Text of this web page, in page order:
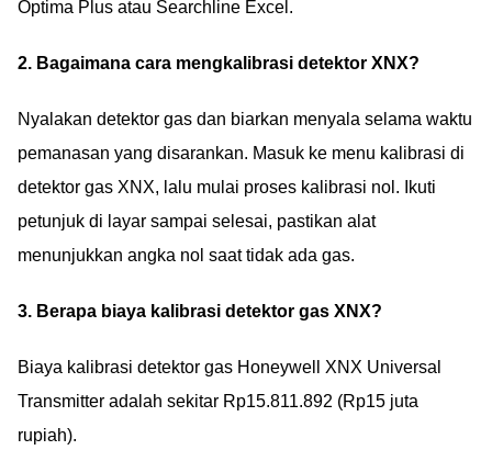
Optima Plus atau Searchline Excel.
2. Bagaimana cara mengkalibrasi detektor XNX?
Nyalakan detektor gas dan biarkan menyala selama waktu
pemanasan yang disarankan. Masuk ke menu kalibrasi di
detektor gas XNX, lalu mulai proses kalibrasi nol. Ikuti
petunjuk di layar sampai selesai, pastikan alat
menunjukkan angka nol saat tidak ada gas.
3. Berapa biaya kalibrasi detektor gas XNX?
Biaya kalibrasi detektor gas Honeywell XNX Universal
Transmitter adalah sekitar Rp15.811.892 (Rp15 juta
rupiah).